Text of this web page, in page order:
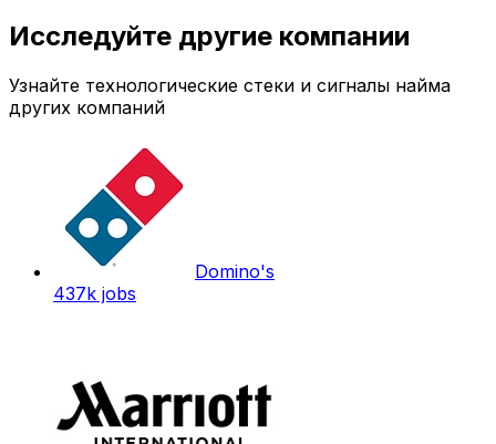
Исследуйте другие компании
Узнайте технологические стеки и сигналы найма
других компаний
Domino's
437k jobs